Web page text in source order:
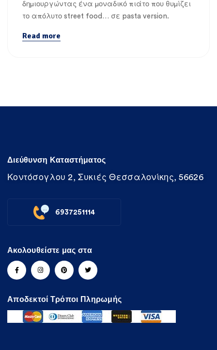
δημιουργώντας ένα μοναδικό πιάτο που θυμίζει
το απόλυτο street food… σε pasta version.
Read more
Διεύθυνση Καταστήματος
Κοντόσογλου 2, Συκιές Θεσσαλονίκης, 56626
6937251114
Ακολουθείστε μας στα
Αποδεκτοί Τρόποι Πληρωμής